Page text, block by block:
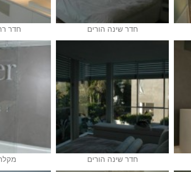
חדר שינה הורים חדר
חדר שינה הורים